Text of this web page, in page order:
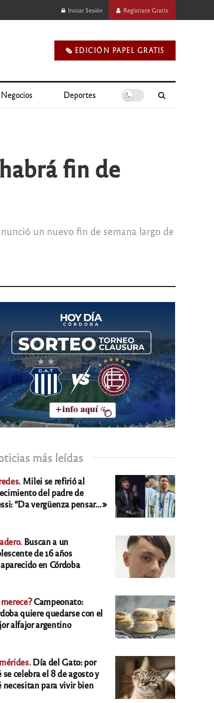
Iniciar Sesión Regístrate Gratis
🗞️ EDICIÓN PAPEL GRATIS
Deportes
fin de
un nuevo fin de semana largo de
más leídas
Milei se refirió al
del padre de
“Da vergüenza pensar…»
Buscan a un
de 16 años
en Córdoba
merece?Campeonato:
quiere quedarse con el
alfajor argentino
Día del Gato: por
se celebra el 8 de agosto y
necesitan para vivir bien